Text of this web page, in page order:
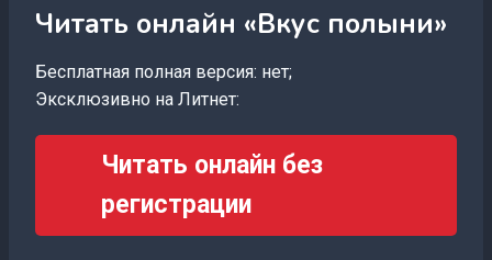
Читать онлайн «Вкус полыни»
Бесплатная полная версия: нет;
Эксклюзивно на Литнет:
Читать онлайн без
регистрации